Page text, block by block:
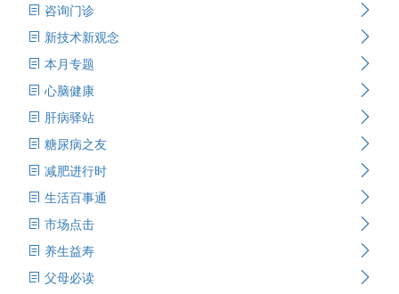
咨询门诊
新技术新观念
本月专题
心脑健康
肝病驿站
糖尿病之友
减肥进行时
生活百事通
市场点击
养生益寿
父母必读